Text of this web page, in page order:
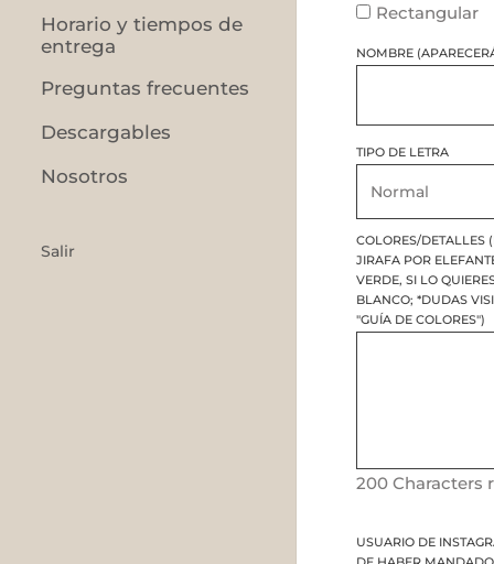
Horario y tiempos de
entrega
Preguntas frecuentes
Descargables
Nosotros
Salir
Rectangular
NOMBRE
TIPO DE LETRA
COLORES/DETALLES
JIRAFA POR
VERDE, SI LO
BLANCO; *DUDAS
"GUÍA DE COLORES")
200Characters
USUARIO DE